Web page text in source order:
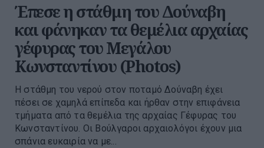
Έπεσε η στάθμη του Δούναβη
και φάνηκαν τα θεμέλια αρχαίας
γέφυρας του Μεγάλου
Κωνσταντίνου (Photos)
Η στάθμη του νερού στον ποταμό Δούναβη έχει
πέσει σε χαμηλά επίπεδα και ήρθαν στην επιφάνεια
τμήματα από τα θεμέλια της αρχαίας Γέφυρας του
Κωνσταντίνου. Οι Βούλγαροι αρχαιολόγοι έχουν μια
σπάνια ευκαιρία να με...